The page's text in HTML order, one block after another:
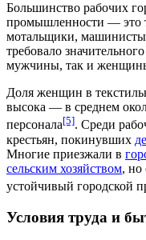
Большинство рабочих
промышленности — это
мотальщики, машинисты
требовало
мужчины, так и
Доля женщин в
высока — в среднем
персонала[5]. Среди
крестьян, покинувших
Многие приезжали в
сельским хозяйством, но
устойчивый городской
Условия труда и